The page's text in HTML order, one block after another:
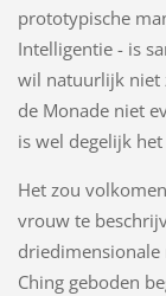
prototypische
Intelligentie - is
wil natuurlijk niet
de Monade niet
is wel degelijk het
Het zou
vrouw te
driedimensionale
Ching geboden